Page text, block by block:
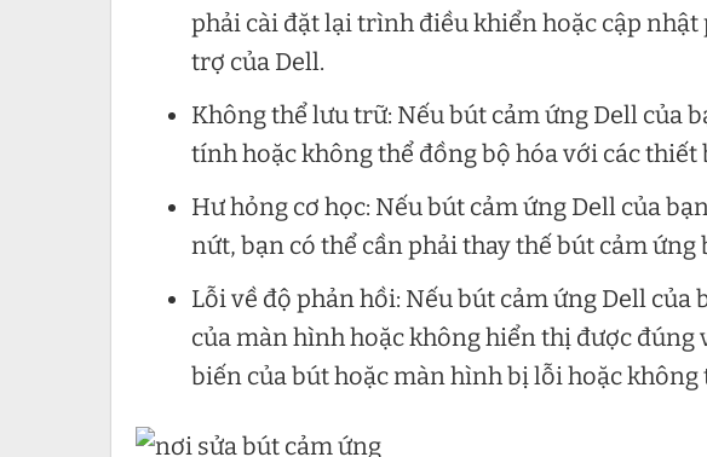
phải cài đặt lại trình điều khiển hoặc cập
trợ của Dell.
Không thể lưu trữ: Nếu bút cảm ứng Dell của
tính hoặc không thể đồng bộ hóa với các thiết
Hư hỏng cơ học: Nếu bút cảm ứng Dell của
nứt, bạn có thể cần phải thay thế bút cảm
Lỗi về độ phản hồi: Nếu bút cảm ứng Dell
của màn hình hoặc không hiển thị được
biến của bút hoặc màn hình bị lỗi hoặc